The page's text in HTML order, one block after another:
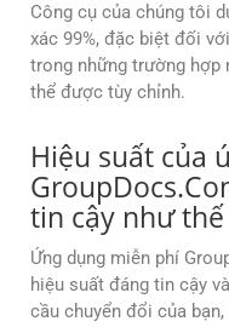
Công cụ của chúng tôi
xác 99%, đặc biệt đối
trong những trường hợp
thể được tùy chỉnh.
Hiệu suất của
tin cậy như thế
Ứng dụng miễn phí
hiệu suất đáng tin cậy
cầu chuyển đổi của